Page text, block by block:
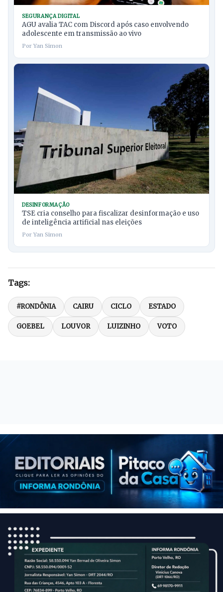
SEGURANÇA DIGITAL
AGU avalia TAC com Discord após caso envolvendo
adolescente em transmissão ao vivo
Por Yan Simon
DESINFORMAÇÃO
TSE cria conselho para fiscalizar desinformação e uso
de inteligência artificial nas eleições
Por Yan Simon
Tags:
#RONDÔNIA CAIRU CICLO ESTADO
GOEBEL LOUVOR LUIZINHO VOTO